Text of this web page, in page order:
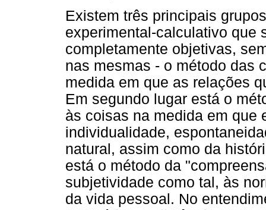
Existem três principais
experimental-calculativo que
completamente objetivas,
nas mesmas - o método das
medida em que as relações
Em segundo lugar está o
às coisas na medida em que
individualidade,
natural, assim como da
está o método da
subjetividade como tal, às
da vida pessoal. No